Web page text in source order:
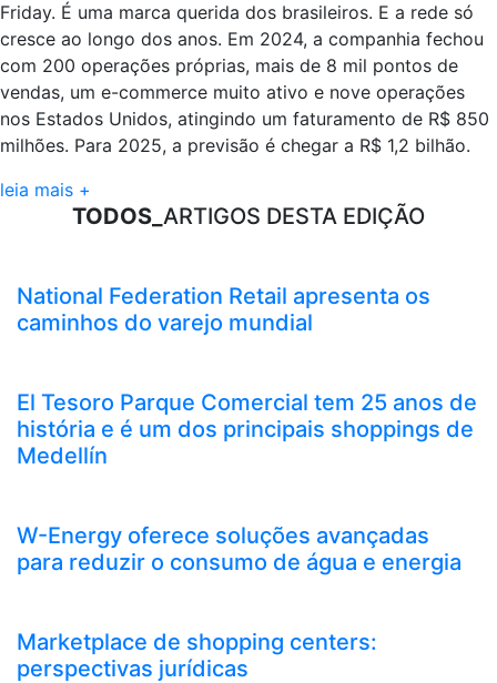
Friday. É uma marca querida dos brasileiros. E a rede só
cresce ao longo dos anos. Em 2024, a companhia fechou
com 200 operações próprias, mais de 8 mil pontos de
vendas, um e-commerce muito ativo e nove operações
nos Estados Unidos, atingindo um faturamento de R$ 850
milhões. Para 2025, a previsão é chegar a R$ 1,2 bilhão.
leia mais +
TODOS_ ARTIGOS DESTA EDIÇÃO
National Federation Retail apresenta os
caminhos do varejo mundial
El Tesoro Parque Comercial tem 25 anos de
história e é um dos principais shoppings de
Medellín
W-Energy oferece soluções avançadas
para reduzir o consumo de água e energia
Marketplace de shopping centers:
perspectivas jurídicas